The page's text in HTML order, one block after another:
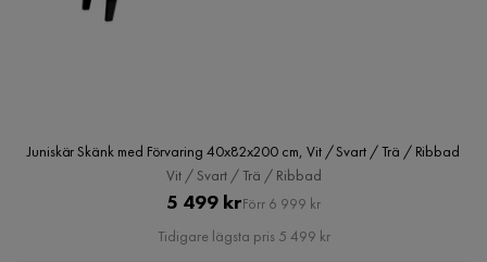
Juniskär Skänk med Förvaring 40x82x200 cm, Vit / Svart / Trä / Ribbad
Vit / Svart / Trä / Ribbad
Pris
5 499 krOriginal
Pris
Förr 6 999 kr
Tidigare lägsta pris 5 499 kr